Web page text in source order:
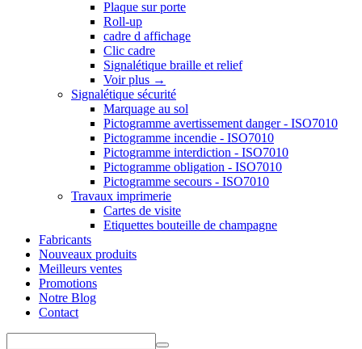
Plaque sur porte
Roll-up
cadre d affichage
Clic cadre
Signalétique braille et relief
Voir plus →
Signalétique sécurité
Marquage au sol
Pictogramme avertissement danger - ISO7010
Pictogramme incendie - ISO7010
Pictogramme interdiction - ISO7010
Pictogramme obligation - ISO7010
Pictogramme secours - ISO7010
Travaux imprimerie
Cartes de visite
Etiquettes bouteille de champagne
Fabricants
Nouveaux produits
Meilleurs ventes
Promotions
Notre Blog
Contact